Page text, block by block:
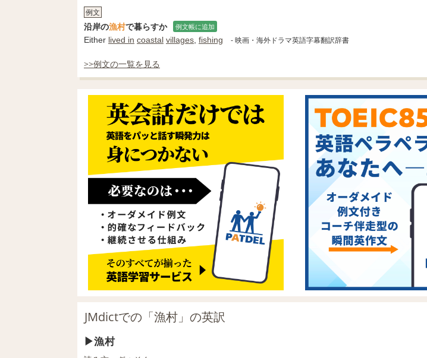
例文
沿岸の漁村で暮らすか 例文帳に追加
Either lived in coastal villages fishing - 映画・海外ドラマ英語字幕翻訳辞書
>>例文の一覧を見る
JMdictでの「漁村」の英訳
漁村